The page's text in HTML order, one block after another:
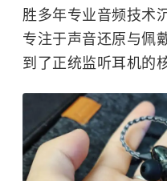
胜多年专业音频技术
专注于声音还原与佩
到了正统监听耳机的